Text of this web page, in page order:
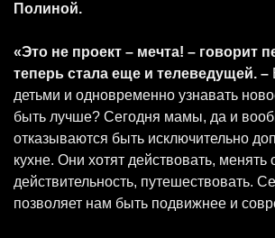
Полиной.
«Это не проект – мечта! – говорит
теперь стала еще и телеведущей. –
детьми и одновременно узнавать
быть лучше? Сегодня мамы, да и
отказываются быть исключительно
кухне. Они хотят действовать,
действительность, путешествовать.
позволяет нам быть подвижнее и